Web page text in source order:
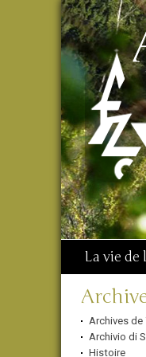
Aller
au
contenu.
|
Aller
à
navigation
Outils
personnels
Chercher par
Recherche
avancée…
La vie de
Archives de
Archivio di
Histoire